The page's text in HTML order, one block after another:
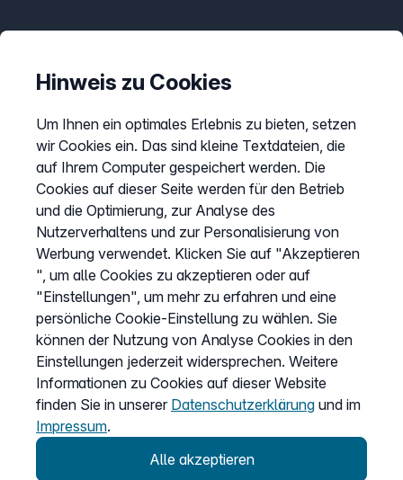
Preise
Sitemap
AGB
Datenschutz
Impressum
Cookies anpassen
Service
Hilfecenter
Wissen
Kündigung
Hinweis zu Cookies
Um Ihnen ein optimales Erlebnis zu bieten, setzen
wir Cookies ein. Das sind kleine Textdateien, die
auf Ihrem Computer gespeichert werden. Die
Cookies auf dieser Seite werden für den Betrieb
und die Optimierung, zur Analyse des
Nutzerverhaltens und zur Personalisierung von
Werbung verwendet. Klicken Sie auf "Akzeptieren
", um alle Cookies zu akzeptieren oder auf
"Einstellungen", um mehr zu erfahren und eine
persönliche Cookie-Einstellung zu wählen. Sie
können der Nutzung von Analyse Cookies in den
Einstellungen jederzeit widersprechen. Weitere
Informationen zu Cookies auf dieser Website
finden Sie in unserer Datenschutzerklärung und im
Impressum.
Alle akzeptieren